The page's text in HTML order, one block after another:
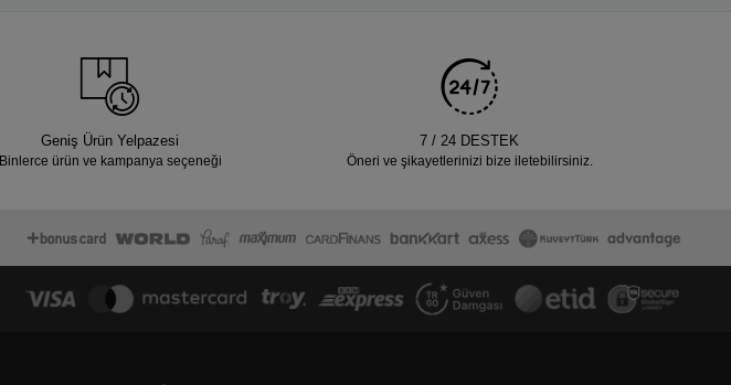
Geniş Ürün Yelpazesi
Binlerce ürün ve kampanya seçeneği
7 / 24 DESTEK
Öneri ve şikayetlerinizi bize iletebilirsiniz.